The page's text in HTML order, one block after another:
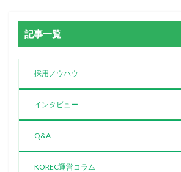
記事一覧
採用ノウハウ
インタビュー
Q&A
KOREC運営コラム